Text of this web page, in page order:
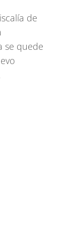
de
se quede